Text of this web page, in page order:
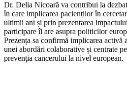
Dr. Delia Nicoară va contribui la
în care implicarea pacienților în
ultimii ani și prin prezentarea
participare îl are asupra politicilor
Prezența sa confirmă implicarea activă
unei abordări colaborative și centrate
prevenția cancerului la nivel european.